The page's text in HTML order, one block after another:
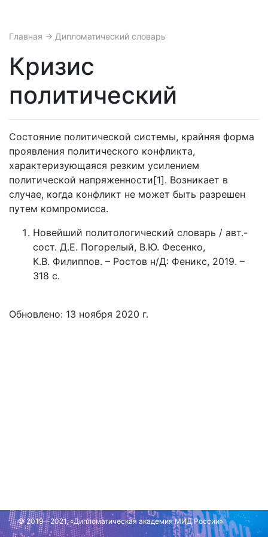
Главная → Дипломатический словарь
Кризис
политический
Состояние политической системы, крайняя форма
проявления политического конфликта,
характеризующаяся резким усилением
политической напряженности[1]. Возникает в
случае, когда конфликт не может быть разрешен
путем компромисса.
Новейший политологический словарь / авт.-
сост. Д.Е. Погорелый, В.Ю. Фесенко,
К.В. Филиппов. – Ростов н/Д: Феникс, 2019. –
318 с.
Обновлено: 13 ноября 2020 г.
© 2019—2021, «Дипломатическая академия МИД России»